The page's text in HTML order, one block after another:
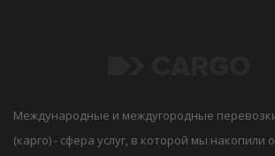
Международные и междугородные
(карго) - сфера услуг, в которой мы накопили